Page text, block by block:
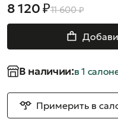
8 120 ₽11 600 ₽
В наличии:в 1
Примерить в